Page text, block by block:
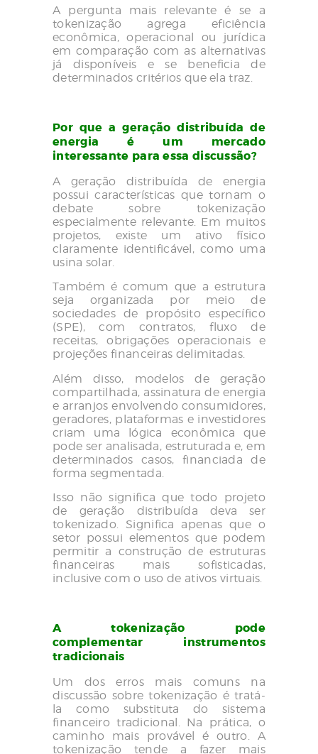
A pergunta mais relevante é se a
tokenização agrega eficiência
econômica, operacional ou jurídica
em comparação com as alternativas
já disponíveis e se beneficia de
determinados critérios que ela traz.
Por que a geração distribuída de
energia é um mercado
interessante para essa discussão?
A geração distribuída de energia
possui características que tornam o
debate sobre tokenização
especialmente relevante. Em muitos
projetos, existe um ativo físico
claramente identificável, como uma
usina solar.
Também é comum que a estrutura
seja organizada por meio de
sociedades de propósito específico
(SPE), com contratos, fluxo de
receitas, obrigações operacionais e
projeções financeiras delimitadas.
Além disso, modelos de geração
compartilhada, assinatura de energia
e arranjos envolvendo consumidores,
geradores, plataformas e investidores
criam uma lógica econômica que
pode ser analisada, estruturada e, em
determinados casos, financiada de
forma segmentada.
Isso não significa que todo projeto
de geração distribuída deva ser
tokenizado. Significa apenas que o
setor possui elementos que podem
permitir a construção de estruturas
financeiras mais sofisticadas,
inclusive com o uso de ativos virtuais.
A tokenização pode
complementar instrumentos
tradicionais
Um dos erros mais comuns na
discussão sobre tokenização é tratá-
la como substituta do sistema
financeiro tradicional. Na prática, o
caminho mais provável é outro. A
tokenização tende a fazer mais